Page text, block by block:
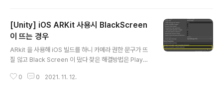
[Unity] iOS ARKit 사용시 BlackScreen
이 뜨는 경우
ARkit 을 사용해 iOS 빌드를 하니 카메라 권한 문구가 뜨
질 않고 Black Screen 이 떴다 찾은 해결방법은 Player
해 주면된다. UNITY_XR_ARKIT_LOADER_ENABLED
0 0 2021. 11. 12.